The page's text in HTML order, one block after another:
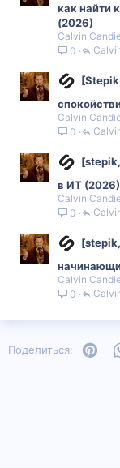
как найти
(2026)
Calvin
0
Calvin
0
в ИТ (2026)
Calvin
0
Calvin
0
Поделиться: